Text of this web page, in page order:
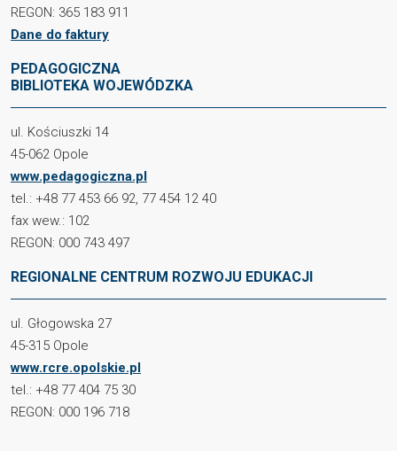
REGON: 365 183 911
Dane do faktury
PEDAGOGICZNA
BIBLIOTEKA WOJEWÓDZKA
ul. Kościuszki 14
45-062 Opole
www.pedagogiczna.pl
tel.: +48 77 453 66 92, 77 454 12 40
fax wew.: 102
REGON: 000 743 497
REGIONALNE CENTRUM ROZWOJU EDUKACJI
ul. Głogowska 27
45-315 Opole
www.rcre.opolskie.pl
tel.: +48 77 404 75 30
REGON: 000 196 718